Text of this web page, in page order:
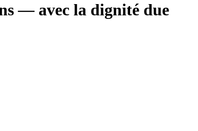
— avec la dignité due